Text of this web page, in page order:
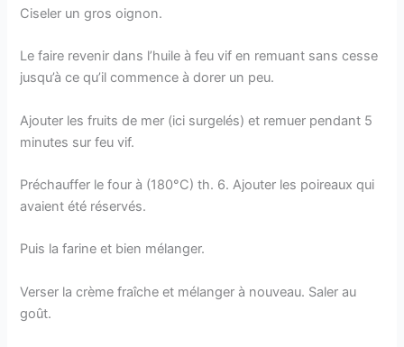
Ciseler un gros oignon.
Le faire revenir dans l’huile à feu vif en remuant sans cesse
jusqu’à ce qu’il commence à dorer un peu.
Ajouter les fruits de mer (ici surgelés) et remuer pendant 5
minutes sur feu vif.
Préchauffer le four à (180°C) th. 6. Ajouter les poireaux qui
avaient été réservés.
Puis la farine et bien mélanger.
Verser la crème fraîche et mélanger à nouveau. Saler au
goût.